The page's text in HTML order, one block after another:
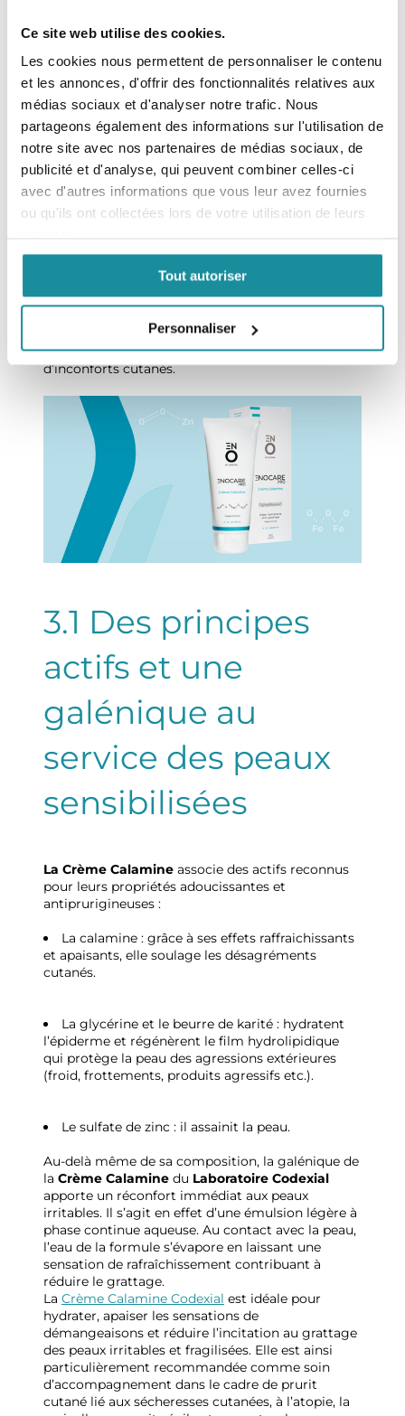
Ce site web utilise des cookies.
Les cookies nous permettent de personnaliser le contenu
et les annonces, d'offrir des fonctionnalités relatives aux
médias sociaux et d'analyser notre trafic. Nous
partageons également des informations sur l'utilisation de
notre site avec nos partenaires de médias sociaux, de
publicité et d'analyse, qui peuvent combiner celles-ci
avec d'autres informations que vous leur avez fournies
ou qu'ils ont collectées lors de votre utilisation de leurs
Tout autoriser
Personnaliser
Les indications les plus courantes de la calamine :
Les épidermes fragiles et sujets aux irritations
Les peaux atopiques
La prise en charge des sensations de
démangeaisons de la varicelle ou de l’eczéma
(dermatite atopique).
3. Zoom sur la
Crème Calamine
Codexial
propose un soin hydratant et apaisant pour
soulager les sensations de démangeaisons et
d’inconforts cutanés.
3.1 Des principes
actifs et une
galénique au
service des peaux
sensibilisées
La Crème Calamine associe des actifs reconnus
pour leurs propriétés adoucissantes et
antiprurigineuses :
La calamine : grâce à ses effets raffraichissants
et apaisants, elle soulage les désagréments
cutanés.
La glycérine et le beurre de karité : hydratent
l’épiderme et régénèrent le film hydrolipidique
qui protège la peau des agressions extérieures
(froid, frottements, produits agressifs etc.).
Le sulfate de zinc : il assainit la peau.
Au-delà même de sa composition, la galénique de
la Crème Calamine du Laboratoire Codexial
apporte un réconfort immédiat aux peaux
irritables. Il s’agit en effet d’une émulsion légère à
phase continue aqueuse. Au contact avec la peau,
l’eau de la formule s’évapore en laissant une
sensation de rafraîchissement contribuant à
réduire le grattage.
La Crème Calamine Codexial est idéale pour
hydrater, apaiser les sensations de
démangeaisons et réduire l’incitation au grattage
des peaux irritables et fragilisées. Elle est ainsi
particulièrement recommandée comme soin
d’accompagnement dans le cadre de prurit
cutané lié aux sécheresses cutanées, à l’atopie, la